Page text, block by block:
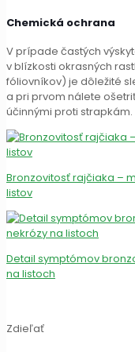
Chemická ochrana
V prípade častých
v blízkosti okrasných
fóliovníkov) je dôležité
a pri prvom nálete
účinnými proti strapkám.
Bronzovitosť rajčiaka –
listov
Detail symptómov
na listoch
Zdieľať